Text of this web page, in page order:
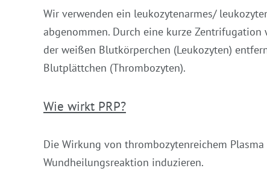
Wir verwenden ein leukozytenarmes/
abgenommen. Durch eine kurze
der weißen Blutkörperchen (Leukozyten)
Blutplättchen (Thrombozyten).
Wie wirkt PRP?
Die Wirkung von thrombozytenreichem
Wundheilungsreaktion induzieren.